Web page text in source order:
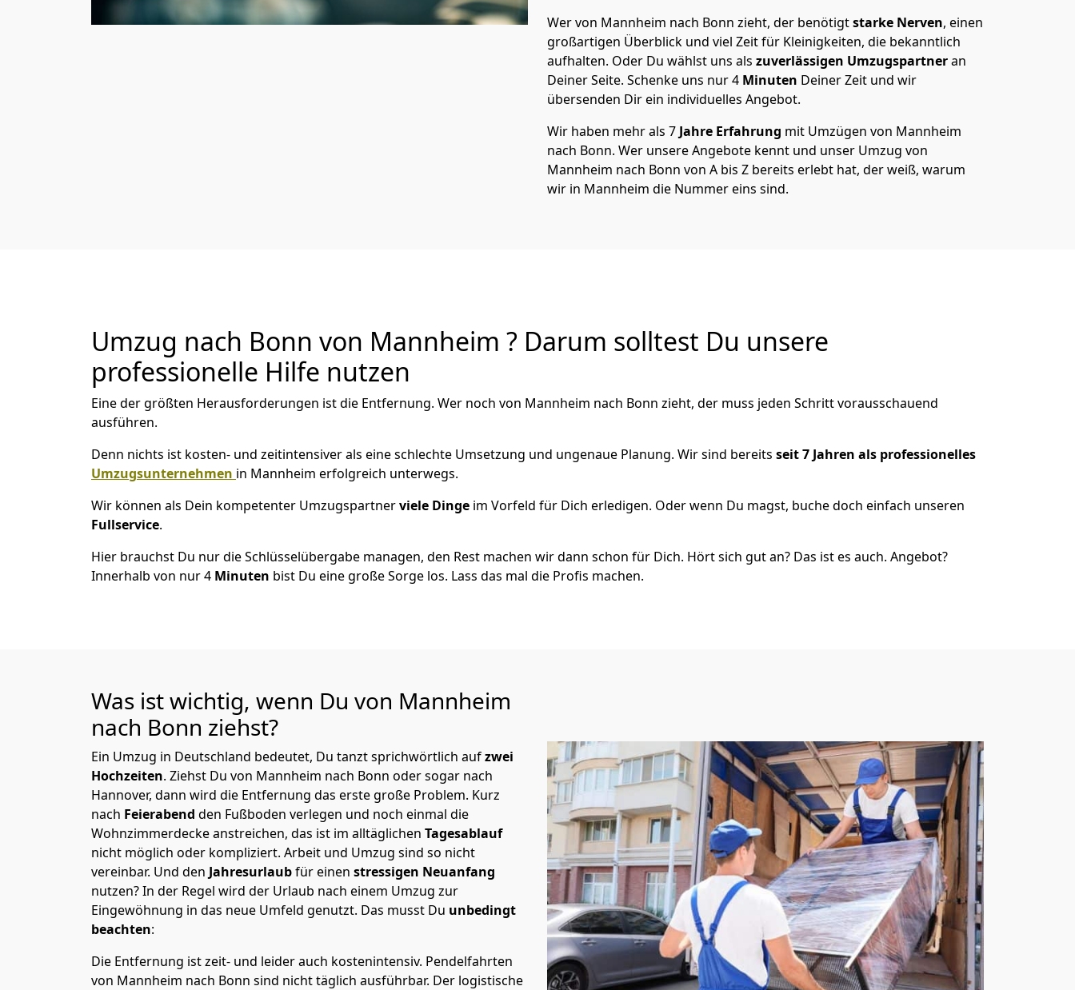
Wer von Mannheim nach Bonn zieht, der benötigtstarke Nerven, einen
großartigen Überblick und viel Zeit für Kleinigkeiten, die bekanntlich
aufhalten. Oder Du wählst uns als zuverlässigen Umzugspartneran
Deiner Seite. Schenke uns nur4 Minuten Deiner Zeit und wir
übersenden Dir ein individuelles Angebot.
Wir haben mehr als 7 Jahre Erfahrung mit Umzügen von Mannheim
nach Bonn. Wer unsere Angebote kennt und unser Umzug von
Mannheim nach Bonn von A bis Z bereits erlebt hat, der weiß, warum
wir in Mannheim die Nummer eins sind.
Umzug nach Bonn von Mannheim ? Darum solltest Du unsere
professionelle Hilfe nutzen
Eine der größten Herausforderungen ist die Entfernung. Wer noch von Mannheim nach Bonn zieht, der muss jeden Schritt vorausschauend
ausführen.
Denn nichts ist kosten- und zeitintensiver als eine schlechte Umsetzung und ungenaue Planung. Wir sind bereits seit 7 Jahren als professionelles
Umzugsunternehmen in Mannheim erfolgreich unterwegs.
Wir können als Dein kompetenter Umzugspartnerviele Dinge im Vorfeld für Dich erledigen. Oder wenn Du magst, buche doch einfach unseren
Fullservice.
Hier brauchst Du nur die Schlüsselübergabe managen, den Rest machen wir dann schon für Dich. Hört sich gut an? Das ist es auch. Angebot?
Innerhalb von nur 4 Minuten bist Du eine große Sorge los. Lass das mal die Profis machen.
Was ist wichtig, wenn Du von Mannheim
nach Bonn ziehst?
Ein Umzug in Deutschland bedeutet, Du tanzt sprichwörtlich aufzwei
Hochzeiten. Ziehst Du von Mannheim nach Bonn oder sogar nach
Hannover, dann wird die Entfernung das erste große Problem. Kurz
nach Feierabend den Fußboden verlegen und noch einmal die
Wohnzimmerdecke anstreichen, das ist im alltäglichen Tagesablauf
nicht möglich oder kompliziert. Arbeit und Umzug sind so nicht
vereinbar. Und den Jahresurlaubfür einen stressigen Neuanfang
nutzen? In der Regel wird der Urlaub nach einem Umzug zur
Eingewöhnung in das neue Umfeld genutzt. Das musst Du unbedingt
beachten:
Die Entfernung ist zeit- und leider auch kostenintensiv. Pendelfahrten
von Mannheim nach Bonn sind nicht täglich ausführbar. Der logistische